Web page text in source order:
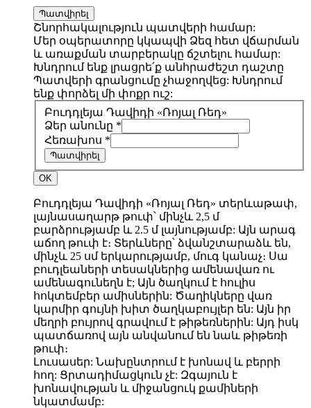
Պատվիրել
Շնորհակալություն պատվերի համար:
Մեր օպերատորը կկապվի Ձեզ հետ վճարման
և առաքման տարբերակը ճշտելու համար:
Խնդրում ենք լրացրե՛ք անհրաժեշտ դաշտը
Պատվերի գրանցումը չհաջողվեց: Խնդրում
ենք փորձել մի փոքր ուշ:
Բուդդլեյա Դավիդի «Ռոյալ Ռեդ»
Ձեր անունը *
Հեռախոս *
Պատվիրել
OK
Բուդդլեյա Դավիդի «Ռոյալ Ռեդ» տերևաթափ,
լայնասաղարթ թուփ՝ մինչև 2,5 մ
բարձրությամբ և 2.5 մ լայնությամբ: Այն արագ
աճող թուփ է։ Տերևները՝ ձվանշտարաձև են,
մինչև 25 սմ երկարությամբ, մուգ կանաչ։ Սա
բուդլեաների տեսակներից ամենավառ ու
ամենագունեղն է; Այն ծաղկում է հուլիս
հոկտեմբեր ամիսներին: Ծաղիկները վառ
կարմիր գույնի խիտ ծաղկաբույլեր են: Այն իր
մեղրի բույրով գրավում է թիթեռներին: Այդ իսկ
պատճառով այն անվանում են նաև թիթեռի
թուփ։
Լուսասեր: Նախընտրում է խոնավ և բերրի
հող: Ցրտադիմացկուն չէ: Զգայուն է
խոնավության և միջանցուկ քամիների
նկատմամբ: